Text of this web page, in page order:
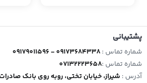
پشتیبانی
شماره تماس :09179011596 - 09173684338
شماره تماس :07132223658
آدرس :شیراز، خیابان تختی، روبه روی بانک صادرات، تاچکالا